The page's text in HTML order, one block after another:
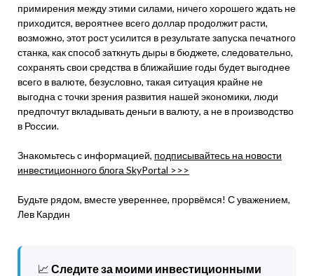
примирения между этими силами, ничего хорошего ждать не
приходится, вероятнее всего доллар продолжит расти,
возможно, этот рост усилится в результате запуска печатного
станка, как способ заткнуть дыры в бюджете, следовательно,
сохранять свои средства в ближайшие годы будет выгоднее
всего в валюте, безусловно, такая ситуация крайне не
выгодна с точки зрения развития нашей экономики, люди
предпочтут вкладывать деньги в валюту, а не в производство
в России.
Знакомьтесь с информацией, подписывайтесь на новости
инвестиционного блога SkyPortal >>>
Будьте рядом, вместе увереннее, прорвёмся! С уважением,
Лев Кардин
📈 Следите за моими инвестиционными